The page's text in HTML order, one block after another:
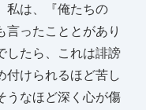
私は、『俺たちの
言ったこととがあり
したら、これは誹謗
付けられるほど苦し
うなほど深く心が傷